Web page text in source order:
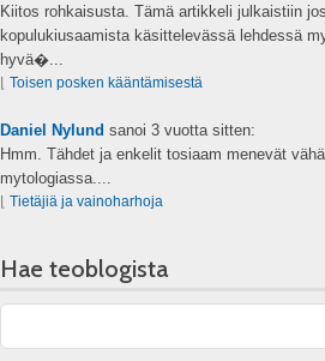
Kiitos rohkaisusta. Tämä artikkeli julkaistiin
kopulukiusaamista käsittelevässä lehdessä
hyvä�...
⌊ Toisen posken kääntämisestä
Daniel Nylund sanoi 3 vuotta sitten:
Hmm. Tähdet ja enkelit tosiaam menevät
mytologiassa....
⌊ Tietäjiä ja vainoharhoja
Hae teoblogista